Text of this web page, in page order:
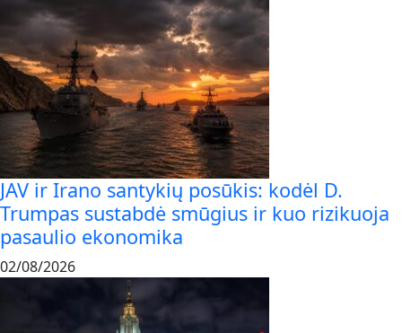
JAV ir Irano santykių posūkis: kodėl D.
Trumpas sustabdė smūgius ir kuo rizikuoja
pasaulio ekonomika
02/08/2026